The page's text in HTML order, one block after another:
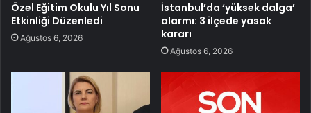
Özel Eğitim Okulu Yıl Sonu
Etkinliği Düzenledi
Ağustos 6, 2026
İstanbul’da ‘yüksek dalga’
alarmı: 3 ilçede yasak
kararı
Ağustos 6, 2026